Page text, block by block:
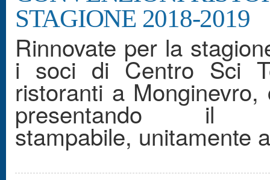
STAGIONE 2018-2019
Rinnovate per la
i soci di Centro Sci
ristoranti a
presentando il
stampabile, unitamente